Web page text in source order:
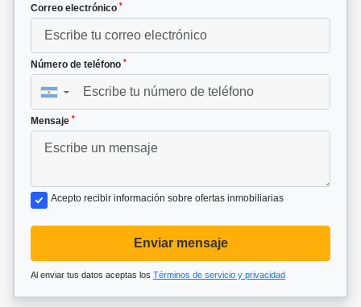
Correo electrónico *
Número de teléfono *
▼
Mensaje *
Acepto recibir información sobre ofertas inmobiliarias
Enviar mensaje
Al enviar tus datos aceptas los Términos de servicio y privacidad